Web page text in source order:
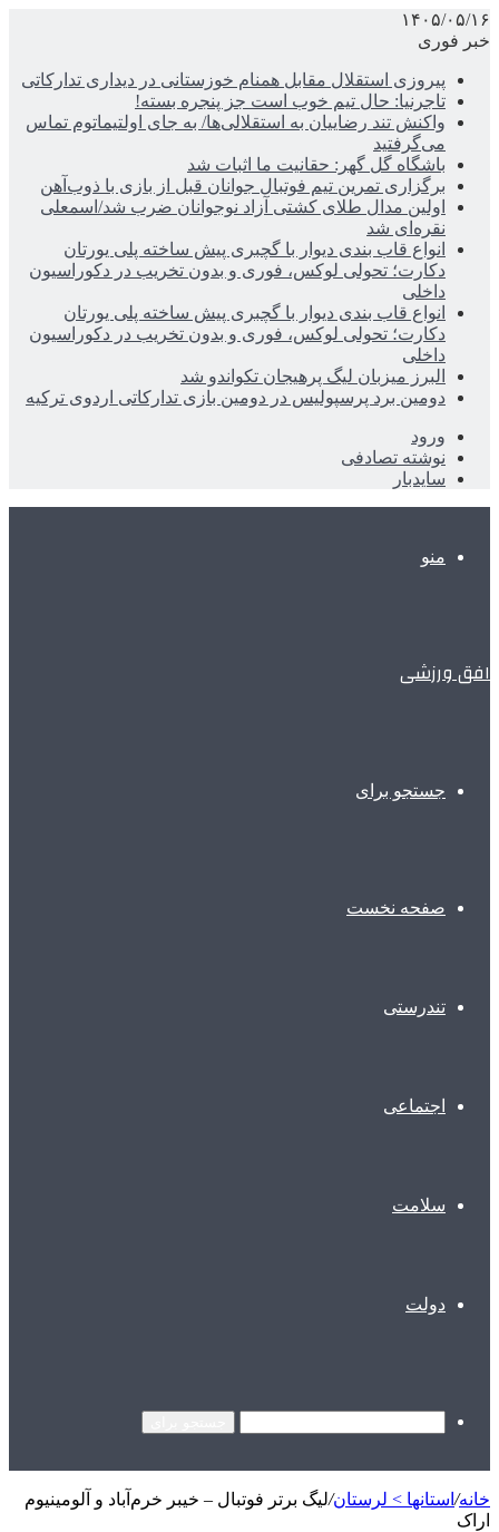
۱۴۰۵/۰۵/۱۶
خبر فوری
پیروزی استقلال مقابل همنام خوزستانی در دیداری تدارکاتی
تاجرنیا: حال تیم خوب است جز پنجره بسته!
واکنش تند رضاییان به استقلالی‌ها/ به جای اولتیماتوم تماس
می‌گرفتید
باشگاه گل گهر: حقانیت ما اثبات شد
برگزاری تمرین تیم فوتبال جوانان قبل از بازی با ذوب‌آهن
اولین مدال طلای کشتی آزاد نوجوانان ضرب شد/اسمعلی
نقره‌ای شد
انواع قاب بندی دیوار با گچبری پیش ساخته پلی یورتان
دکارت؛ تحولی لوکس، فوری و بدون تخریب در دکوراسیون
داخلی
انواع قاب بندی دیوار با گچبری پیش ساخته پلی یورتان
دکارت؛ تحولی لوکس، فوری و بدون تخریب در دکوراسیون
داخلی
البرز میزبان لیگ پرهیجان تکواندو شد
دومین برد پرسپولیس در دومین بازی تدارکاتی اردوی ترکیه
ورود
نوشته تصادفی
سایدبار
منو
افق ورزشی
جستجو برای
صفحه نخست
تندرستی
اجتماعی
سلامت
دولت
خانه/ استانها > لرستان/لیگ برتر فوتبال – خیبر خرم‌آباد و آلومینیوم
اراک